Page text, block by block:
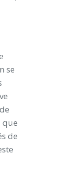
se
que
de